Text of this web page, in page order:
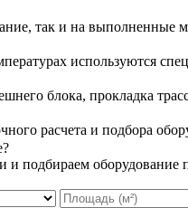
так и на выполненные
используются
блока, прокладка
расчета и подбора
подбираем оборудование